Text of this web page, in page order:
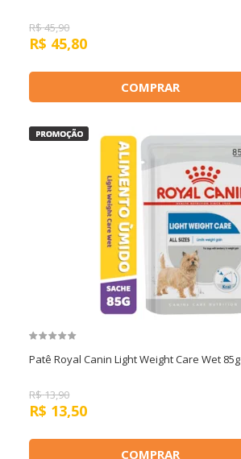
R$45,90
R$ 45,80
COMPRAR
Patê Royal Canin Light Weight Care Wet 85g
R$13,90
R$ 13,50
COMPRAR